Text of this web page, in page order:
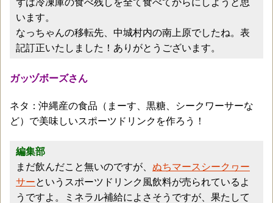
ずは冷凍庫の食べ残しを全て食べてからにしようと思
います。
なっちゃんの移転先、中城村内の南上原でしたね。表
記訂正いたしました！ありがとうございます。
ガッヅボーズさん
ネタ：沖縄産の食品（まーす、黒糖、シークワーサーな
ど）で美味しいスポーツドリンクを作ろう！
編集部
まだ飲んだこと無いのですが、 ぬちマースシークヮー
サーというスポーツドリンク風飲料が売られているよ
うですよ。ミネラル補給によさそうですが、果たして